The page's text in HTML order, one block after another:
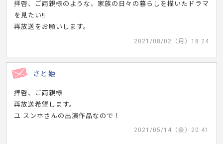
拝啓、ご両親様のような、家族の日々の暮らしを描いたドラマ
を見たい‼️
再放送をお願いします。
2021/08/02（月）18:24
さと姫
拝啓、ご両親様
再放送希望します。
ユ スンホさんの出演作品なので！
2021/05/14（金）20:41